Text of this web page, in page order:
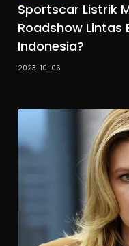
Sportscar Listrik
Roadshow Lintas
Indonesia?
2023-10-06